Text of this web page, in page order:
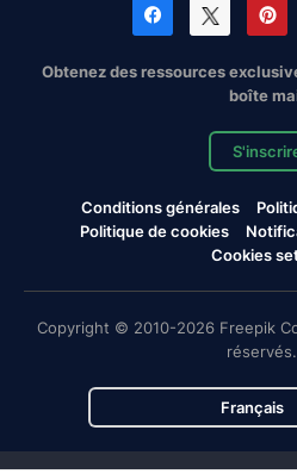
Obtenez des ressources
boîte
Conditions générales
Politique de cookies
Cookies
Copyright © 2010-2026 Freepik
réservés.
Français